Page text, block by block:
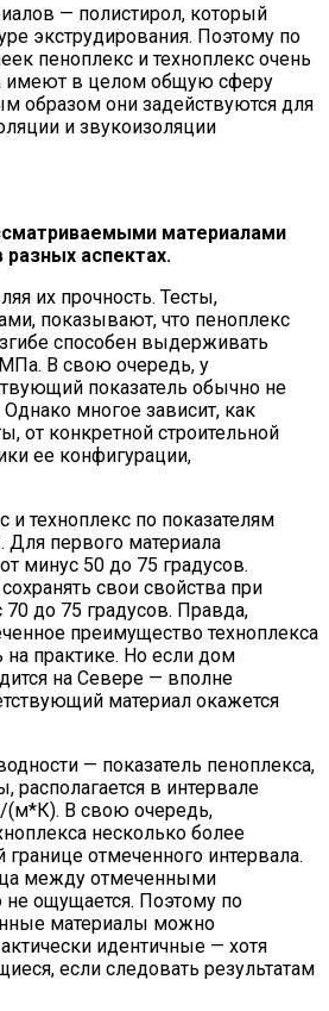
— полистирол, который
экструдирования. Поэтому по
пеноплекс и техноплекс очень
имеют в целом общую сферу
образом они задействуются для
и звукоизоляции
материалами
аспектах.
их прочность. Тесты,
показывают, что пеноплекс
способен выдерживать
В свою очередь, у
показатель обычно не
многое зависит, как
от конкретной строительной
ее конфигурации,
и техноплекс по показателям
Для первого материала
минус 50 до 75 градусов.
свои свойства при
70 до 75 градусов. Правда,
преимущество техноплекса
практике. Но если дом
на Севере — вполне
материал окажется
— показатель пеноплекса,
располагается в интервале
(м*К). В свою очередь,
несколько более
отмеченного интервала.
между отмеченными
не ощущается. Поэтому по
материалы можно
идентичные — хотя
если следовать результатам